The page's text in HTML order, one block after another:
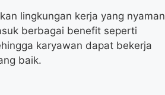
lingkungan kerja yang nyaman
berbagai benefit seperti
karyawan dapat bekerja
baik.